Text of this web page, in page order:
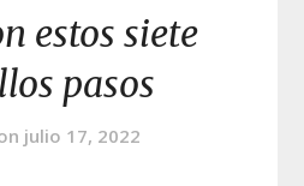
estos siete
pasos
julio 17, 2022